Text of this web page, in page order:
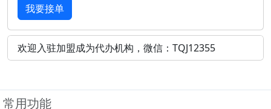
我要接单
欢迎入驻加盟成为代办机构，微信：TQJ12355
常用功能